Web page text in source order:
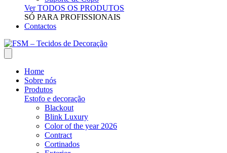
Ver TODOS OS PRODUTOS
SÓ PARA PROFISSIONAIS
Contactos
Home
Sobre nós
Produtos
Estofo e decoração
Blackout
Blink Luxury
Color of the year 2026
Contract
Cortinados